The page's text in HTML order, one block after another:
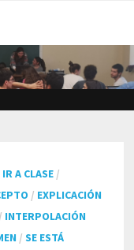
A CLASE /
/ EXPLICACIÓN
/ INTERPOLACIÓN
/SE ESTÁ